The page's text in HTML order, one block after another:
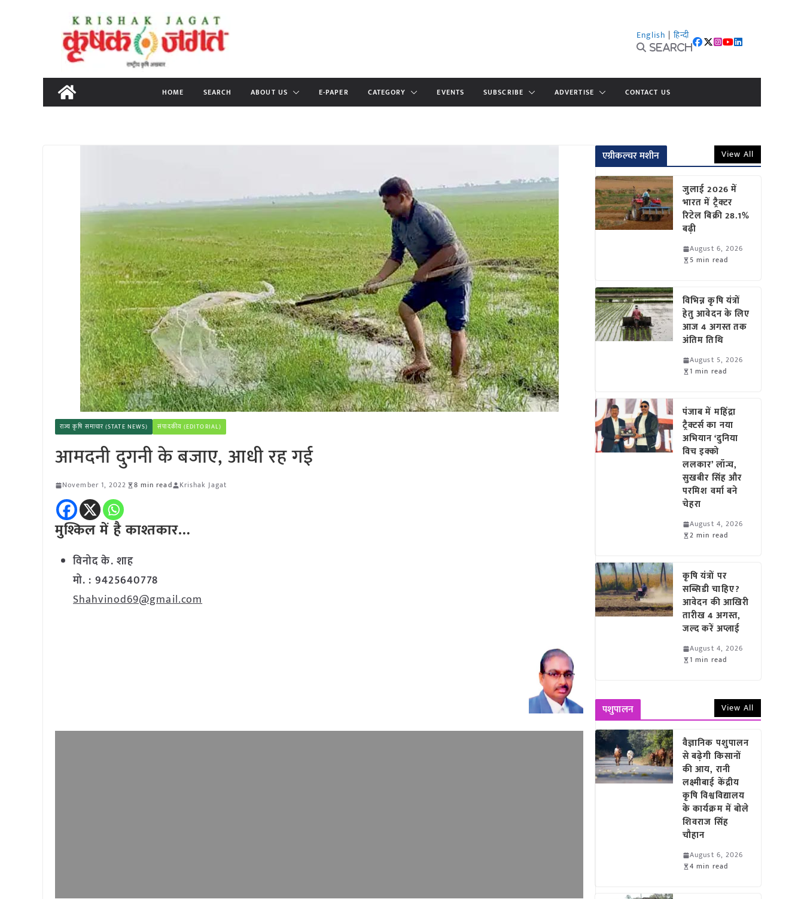
content
English | हिन्दी
Search
HOME SEARCH ABOUT US E-PAPER CATEGORY EVENTS SUBSCRIBE ADVERTISE CONTACT US
राज्य कृषि समाचार (STATE NEWS) संपादकीय (EDITORIAL)
आमदनी दुगनी के बजाए, आधी रह गई
November 1, 2022 8 min read Krishak Jagat
मुश्किल में है काश्तकार…
विनोद के. शाह
मो. : 9425640778
Shahvinod69@gmail.com
एग्रीकल्चर मशीन View All
जुलाई 2026 में
भारत में ट्रैक्टर
रिटेल बिक्री 28.1%
बढ़ी
August 6, 2026
5 min read
विभिन्न कृषि यंत्रों
हेतु आवेदन के लिए
आज 4 अगस्त तक
अंतिम तिथि
August 5, 2026
1 min read
पंजाब में महिंद्रा
ट्रैक्टर्स का नया
अभियान ‘दुनिया
विच इक्को
ललकार’ लॉन्च,
सुखबीर सिंह और
परमिश वर्मा बने
चेहरा
August 4, 2026
2 min read
कृषि यंत्रों पर
सब्सिडी चाहिए?
आवेदन की आखिरी
तारीख 4 अगस्त,
जल्द करें अप्लाई
August 4, 2026
1 min read
पशुपालन View All
वैज्ञानिक पशुपालन
से बढ़ेगी किसानों
की आय, रानी
लक्ष्मीबाई केंद्रीय
कृषि विश्वविद्यालय
के कार्यक्रम में बोले
शिवराज सिंह
चौहान
August 6, 2026
4 min read